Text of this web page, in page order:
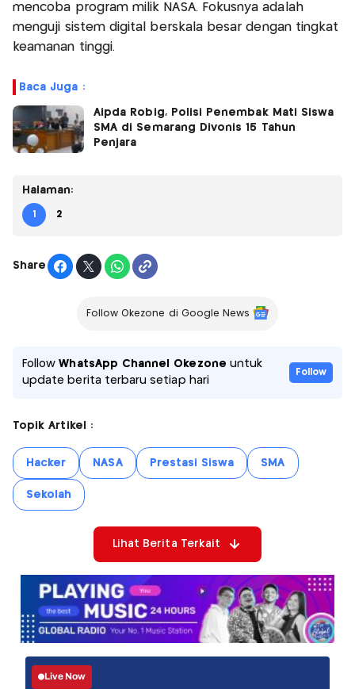
mencoba program milik NASA. Fokusnya adalah
menguji sistem digital berskala besar dengan tingkat
keamanan tinggi.
Baca Juga :
Aipda Robig, Polisi Penembak Mati Siswa
SMA di Semarang Divonis 15 Tahun
Penjara
Halaman:
1 2
Share
Follow Okezone di Google News
FollowWhatsApp Channel Okezone untuk
update berita terbaru setiap hari
Follow
Topik Artikel :
Hacker NASA Prestasi Siswa SMA
Sekolah
Lihat Berita Terkait
Live Now